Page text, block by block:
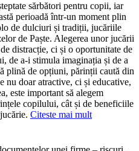
sărbători pentru copii, iar
perioadă într-un moment plin
de dulciuri și tradiții, jucăriile
de Paște. Alegerea unor jucării
distracție, ci și o oportunitate de
de a-i stimula imaginația și de a
plină de opțiuni, părinții caută din
nu doar atractive, ci și educative,
este important să alegem
copilului, cât și de beneficiile
Citeste mai mult